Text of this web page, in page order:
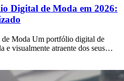
Digital de Moda em 2026:
Moda Um portfólio digital de
e visualmente atraente dos seus